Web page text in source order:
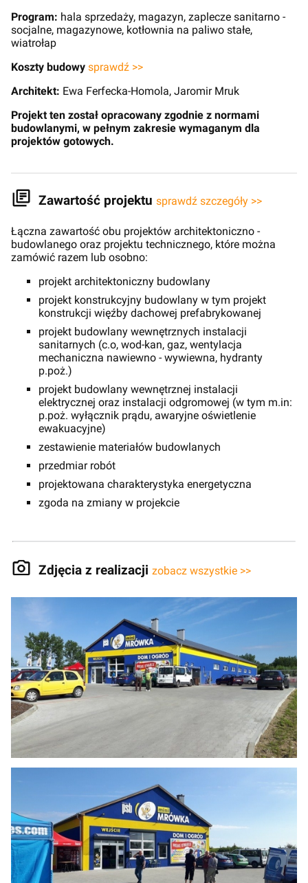
Program: hala sprzedaży, magazyn, zaplecze sanitarno -
socjalne, magazynowe, kotłownia na paliwo stałe,
wiatrołap
Koszty budowy sprawdź >>
Architekt: Ewa Ferfecka-Homola, Jaromir Mruk
Projekt ten został opracowany zgodnie z normami
budowlanymi, w pełnym zakresie wymaganym dla
projektów gotowych.
Zawartość projektu sprawdź szczegóły >>
Łączna zawartość obu projektów architektoniczno -
budowlanego oraz projektu technicznego, które można
zamówić razem lub osobno:
projekt architektoniczny budowlany
projekt konstrukcyjny budowlany w tym projekt
konstrukcji więźby dachowej prefabrykowanej
projekt budowlany wewnętrznych instalacji
sanitarnych (c.o, wod-kan, gaz, wentylacja
mechaniczna nawiewno - wywiewna, hydranty
p.poż.)
projekt budowlany wewnętrznej instalacji
elektrycznej oraz instalacji odgromowej (w tym m.in:
p.poż. wyłącznik prądu, awaryjne oświetlenie
ewakuacyjne)
zestawienie materiałów budowlanych
przedmiar robót
projektowana charakterystyka energetyczna
zgoda na zmiany w projekcie
Zdjęcia z realizacji zobacz wszystkie >>